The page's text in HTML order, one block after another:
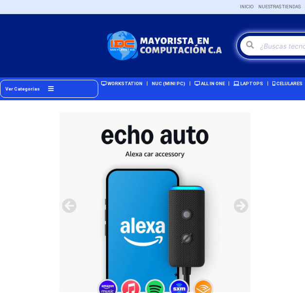
INICIO NUESTRAS TIENDAS
Ver Categorías
WORKSTATION NUC (MINI PC) ALL IN ONE LAPTOPS CELULARES